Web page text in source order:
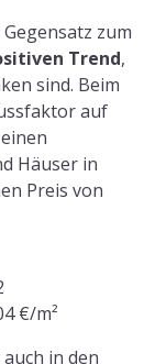
zum
Trend,
sind. Beim
auf
Häuser in
Preis von
€/m²
in den